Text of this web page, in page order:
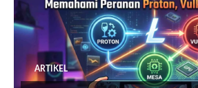
ARTIKEL